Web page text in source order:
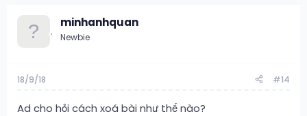
minhanhquan
Newbie
18/9/18 #14
Ad cho hỏi cách xoá bài như thế nào?